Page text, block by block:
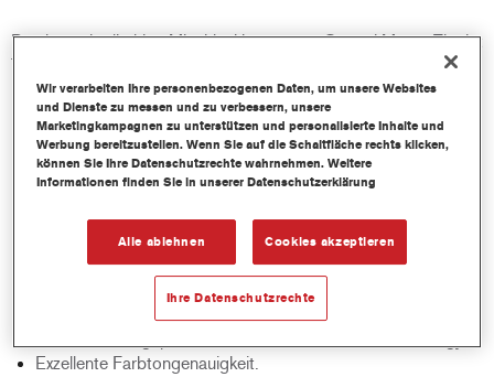
Das lösemittelhaltige Mischlackkonzentrat Centari MasterTint ist
Teil des Centari Decklack- und Basislack-Systems.
Produktmerkmale
Unverwechselbares, Vielseitiges und einfach zu
handhabenes Reparaturlacksystem.
Ein Mischbanksystem liefert alle lösemittelbasierenden
Lackqualitäten-medium - und high Solid Decklacke und
Basislacke.
Schnelle Bestandskontrolle.
Schnelle Materialverwaltung.
Spart Lagerplatz.
Exzellente Farbtongenauigkeit.
Wir verarbeiten Ihre personenbezogenen Daten, um unsere Websites
und Dienste zu messen und zu verbessern, unsere
Marketingkampagnen zu unterstützen und personalisierte Inhalte und
Werbung bereitzustellen. Wenn Sie auf die Schaltfläche rechts klicken,
können Sie Ihre Datenschutzrechte wahrnehmen. Weitere
Informationen finden Sie in unserer Datenschutzerklärung
Alle ablehnen Cookies akzeptieren
Ihre Datenschutzrechte